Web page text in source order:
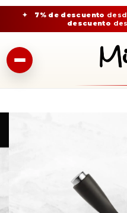
✦ 7% de descuento
descuento